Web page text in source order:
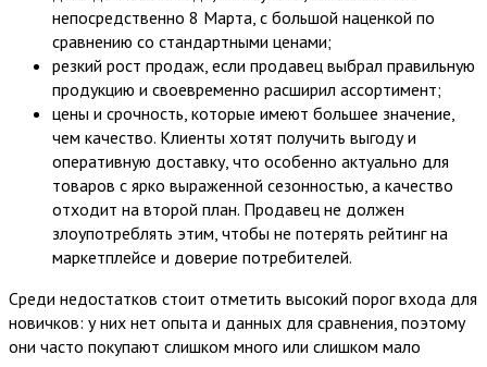
непосредственно 8 Марта, с большой наценкой по
сравнению со стандартными ценами;
резкий рост продаж, если продавец выбрал правильную
продукцию и своевременно расширил ассортимент;
цены и срочность, которые имеют большее значение,
чем качество. Клиенты хотят получить выгоду и
оперативную доставку, что особенно актуально для
товаров с ярко выраженной сезонностью, а качество
отходит на второй план. Продавец не должен
злоупотреблять этим, чтобы не потерять рейтинг на
маркетплейсе и доверие потребителей.
Среди недостатков стоит отметить высокий порог входа для
новичков: у них нет опыта и данных для сравнения, поэтому
они часто покупают слишком много или слишком мало